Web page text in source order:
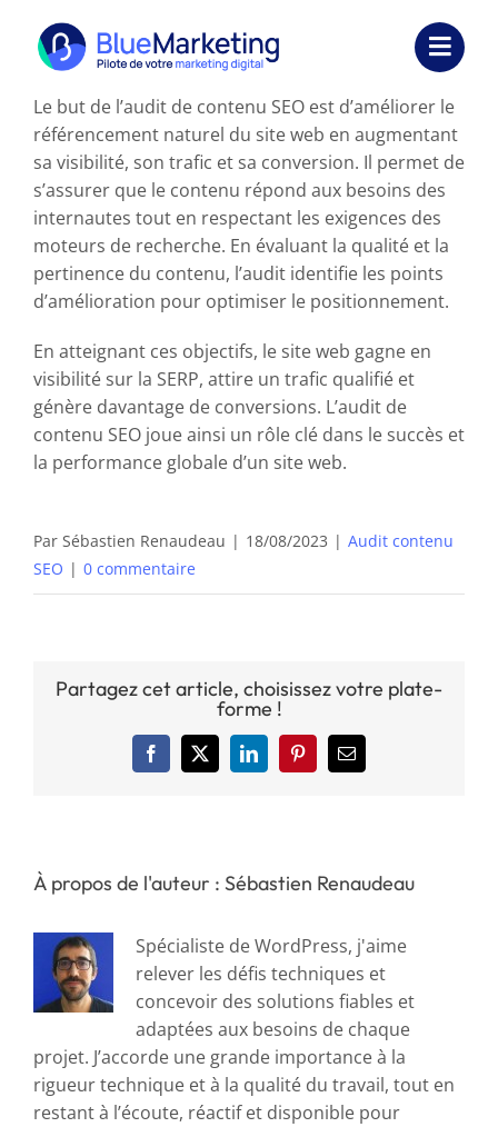
contenu
Expertises
Externalisation
Réalisations
Ressources
Société
Nous contacter
Le but de l’audit de contenu SEO est d’améliorer le
référencement naturel du site web en augmentant
sa visibilité, son trafic et sa conversion. Il permet de
s’assurer que le contenu répond aux besoins des
internautes tout en respectant les exigences des
moteurs de recherche. En évaluant la qualité et la
pertinence du contenu, l’audit identifie les points
d’amélioration pour optimiser le positionnement.
En atteignant ces objectifs, le site web gagne en
visibilité sur la SERP, attire un trafic qualifié et
génère davantage de conversions. L’audit de
contenu SEO joue ainsi un rôle clé dans le succès et
la performance globale d’un site web.
Par Sébastien Renaudeau | 18/08/2023 | Audit contenu
SEO | 0 commentaire
Partagez cet article, choisissez votre plate-
forme !
Facebook
X LinkedInPinterestEmail
À propos de l'auteur : Sébastien Renaudeau
Spécialiste de WordPress, j'aime
relever les défis techniques et
concevoir des solutions fiables et
adaptées aux besoins de chaque
projet. J’accorde une grande importance à la
rigueur technique et à la qualité du travail, tout en
restant à l’écoute, réactif et disponible pour